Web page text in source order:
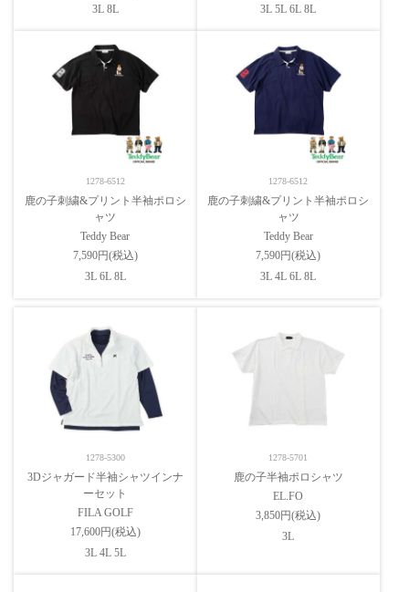
3L 8L
3L 5L 6L 8L
1278-6512
鹿の子刺繍&プリント半袖ポロシ
ャツ
Teddy Bear
7,590円(税込)
3L 6L 8L
1278-6512
鹿の子刺繍&プリント半袖ポロシ
ャツ
Teddy Bear
7,590円(税込)
3L 4L 6L 8L
1278-5300
3Dジャガード半袖シャツインナ
ーセット
FILA GOLF
17,600円(税込)
3L 4L 5L
1278-5701
鹿の子半袖ポロシャツ
EL.FO
3,850円(税込)
3L